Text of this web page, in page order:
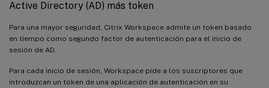
Active Directory (AD) más token
Para una mayor seguridad, Citrix Workspace admite un token basado
en tiempo como segundo factor de autenticación para el inicio de
sesión de AD.
Para cada inicio de sesión, Workspace pide a los suscriptores que
introduzcan un token de una aplicación de autenticación en su